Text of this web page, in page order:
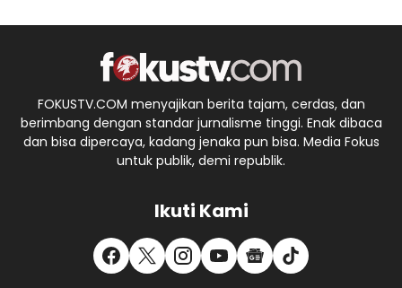
FOKUSTV.COM menyajikan berita tajam, cerdas, dan
berimbang dengan standar jurnalisme tinggi. Enak dibaca
dan bisa dipercaya, kadang jenaka pun bisa. Media Fokus
untuk publik, demi republik.
Ikuti Kami